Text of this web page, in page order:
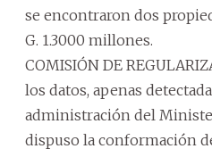
se encontraron dos
G. 1.3000 millones.
COMISIÓN DE
los datos, apenas
administración del
dispuso la conformación